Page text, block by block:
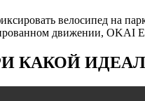
велосипед на
движении, OKAI
КАКОЙ